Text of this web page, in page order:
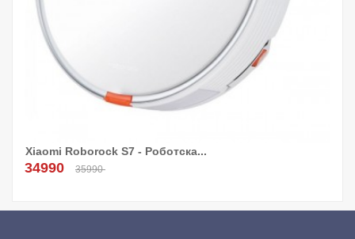
Xiaomi Roborock S7 - Роботска...
34990 35990